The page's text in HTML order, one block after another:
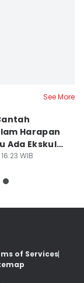
See More
Harapan
Ada Ekskul
WIB
of Services